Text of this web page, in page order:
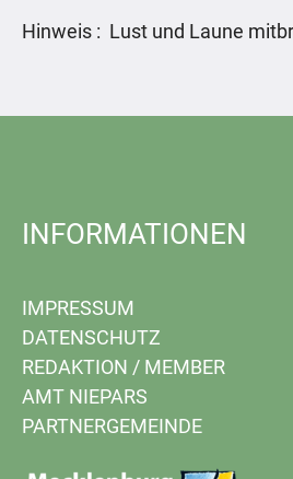
Hinweis : Lust und Laune
INFORMATIONEN
IMPRESSUM
DATENSCHUTZ
REDAKTION / MEMBER
AMT NIEPARS
PARTNERGEMEINDE